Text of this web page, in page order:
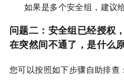
如果是多个安全组，建议
问题二：安全组已经授权
在突然间不通了，是什么
您可以按照如下步骤自助排查：